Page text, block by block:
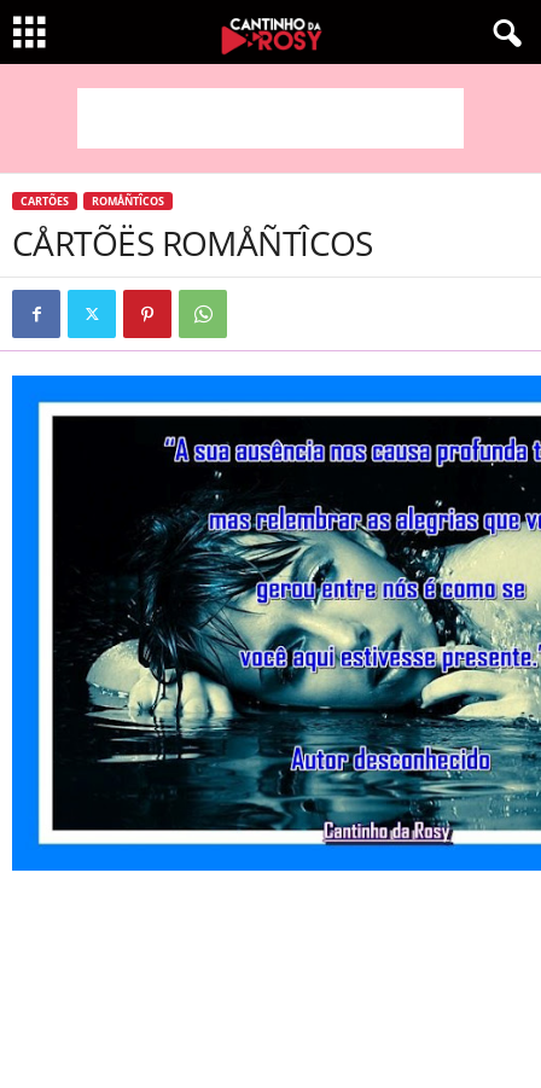
CARTÕES ROMÅÑTÎCOS
CÅRTÕËS ROMÅÑTÎCOS